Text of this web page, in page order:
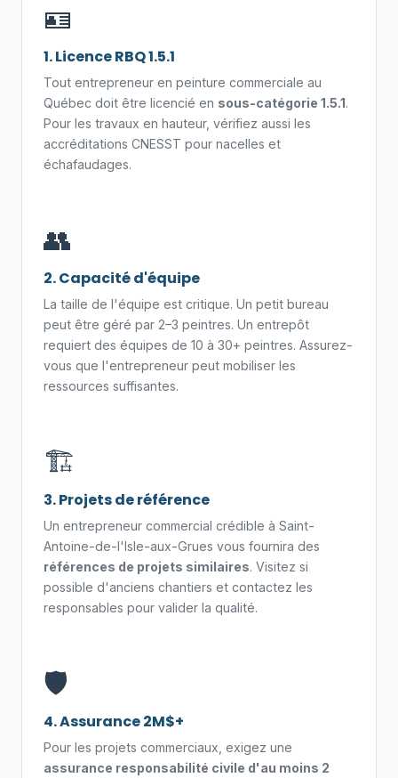
🪪
1. Licence RBQ 1.5.1
Tout entrepreneur en peinture commerciale au
Québec doit être licencié en sous-catégorie 1.5.1.
Pour les travaux en hauteur, vérifiez aussi les
accréditations CNESST pour nacelles et
échafaudages.
👥
2. Capacité d'équipe
La taille de l'équipe est critique. Un petit bureau
peut être géré par 2–3 peintres. Un entrepôt
requiert des équipes de 10 à 30+ peintres. Assurez-
vous que l'entrepreneur peut mobiliser les
ressources suffisantes.
🏗️
3. Projets de référence
Un entrepreneur commercial crédible à Saint-
Antoine-de-l'Isle-aux-Grues vous fournira des
références de projets similaires. Visitez si
possible d'anciens chantiers et contactez les
responsables pour valider la qualité.
🛡️
4. Assurance 2M$+
Pour les projets commerciaux, exigez une
assurance responsabilité civile d'au moins 2